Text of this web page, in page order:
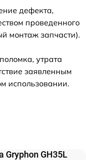
дефекта,
проведенного
монтаж запчасти).
утрата
заявленным
использовании.
GH35L